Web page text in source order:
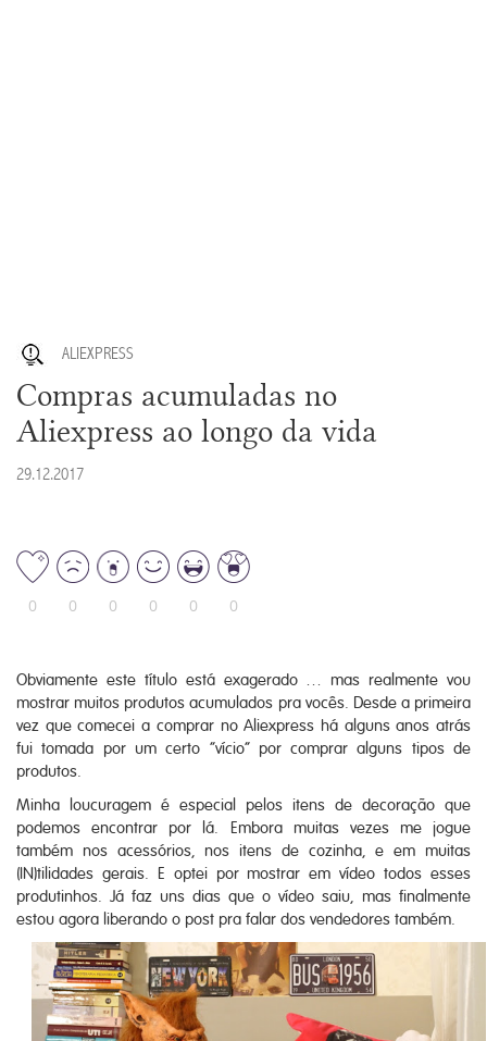
ALIEXPRESS
Compras acumuladas no
Aliexpress ao longo da vida
29.12.2017
0 0 0 0 0 0
Obviamente este título está exagerado … mas realmente vou
mostrar muitos produtos acumulados pra vocês. Desde a primeira
vez que comecei a comprar no Aliexpress há alguns anos atrás
fui tomada por um certo “vício” por comprar alguns tipos de
produtos.
Minha loucuragem é especial pelos itens de decoração que
podemos encontrar por lá. Embora muitas vezes me jogue
também nos acessórios, nos itens de cozinha, e em muitas
(IN)tilidades gerais. E optei por mostrar em vídeo todos esses
produtinhos. Já faz uns dias que o vídeo saiu, mas finalmente
estou agora liberando o post pra falar dos vendedores também.